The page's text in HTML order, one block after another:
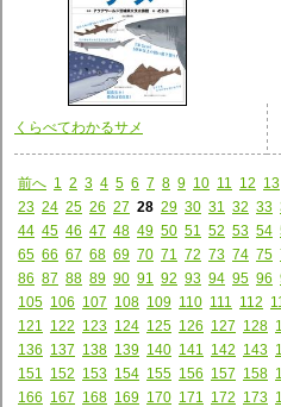
くらべてわかるサメ
前へ 1 2 3 4 5 6 7 8 9 10 11 12 13
23 24 25 26 27 28 29 30 31 32 33
44 45 46 47 48 49 50 51 52 53 54
65 66 67 68 69 70 71 72 73 74 75
86 87 88 89 90 91 92 93 94 95 96
105 106 107 108 109 110 111 112
121
122 123 124 125 126 127 128
136 137 138 139 140 141 142 143
151
152 153 154 155 156 157 158
166 167 168 169 170 171 172 173